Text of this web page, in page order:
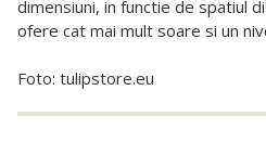
dimensiuni, in functie de spatiul
ofere cat mai mult soare si un
Foto: tulipstore.eu